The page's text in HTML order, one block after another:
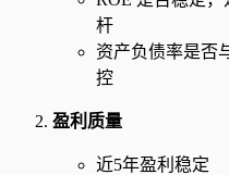
杆
资产负债率是否
控
盈利质量
近5年盈利稳定